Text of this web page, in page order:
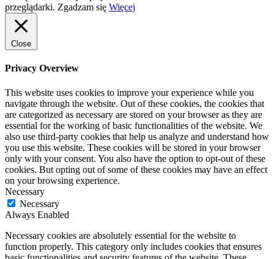
przeglądarki. Zgadzam się Więcej
Close
Privacy Overview
This website uses cookies to improve your experience while you
navigate through the website. Out of these cookies, the cookies that
are categorized as necessary are stored on your browser as they are
essential for the working of basic functionalities of the website. We
also use third-party cookies that help us analyze and understand how
you use this website. These cookies will be stored in your browser
only with your consent. You also have the option to opt-out of these
cookies. But opting out of some of these cookies may have an effect
on your browsing experience.
Necessary
Necessary
Always Enabled
Necessary cookies are absolutely essential for the website to
function properly. This category only includes cookies that ensures